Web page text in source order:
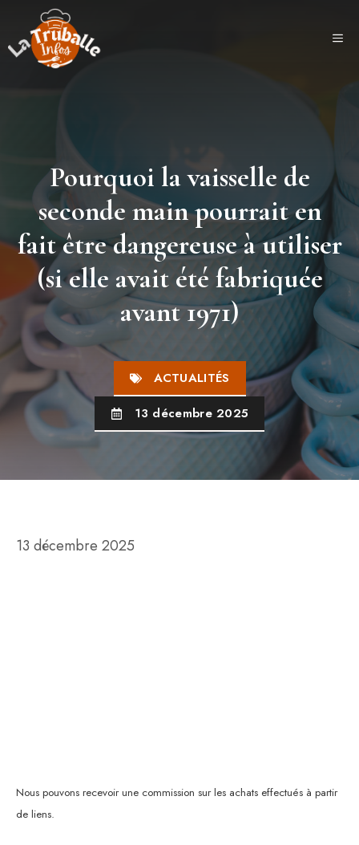
contenu
Pourquoi la vaisselle de
seconde main pourrait en
fait être dangereuse à utiliser
(si elle avait été fabriquée
avant 1971)
ACTUALITÉS
13 décembre 2025
13 décembre 2025
Nous pouvons recevoir une commission sur les achats effectués à partir
de liens.